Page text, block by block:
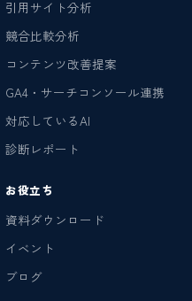
引用サイト分析
競合比較分析
コンテンツ改善提案
GA4・サーチコンソール連携
対応しているAI
診断レポート
お役立ち
資料ダウンロード
イベント
ブログ